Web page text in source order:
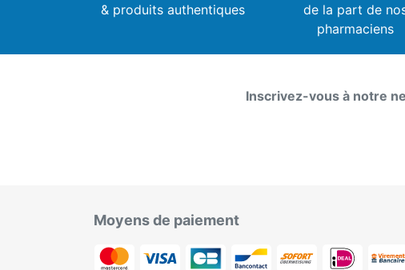
& produits authentiques
de la part de
pharmaciens
Inscrivez-vous à notre
Moyens de paiement